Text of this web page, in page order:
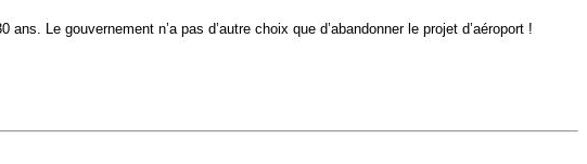
Le gouvernement n’a pas d’autre choix que d’abandonner le projet d’aéroport !